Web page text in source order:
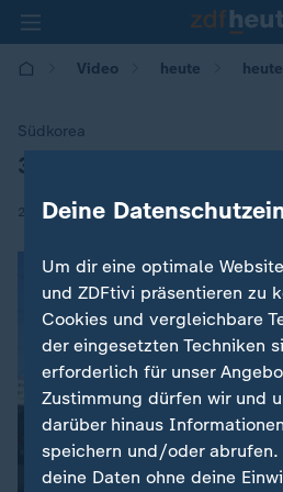
Video heute heute
Südkorea
:
31 Tote bei Brand in
26.01.2018 | 07:04
Deine
Um dir eine optimale
und ZDFtivi präsentieren zu
Cookies und vergleichbare
der eingesetzten Techniken
erforderlich für unser
Zustimmung dürfen wir und
darüber hinaus
speichern und/oder
deine Daten ohne deine